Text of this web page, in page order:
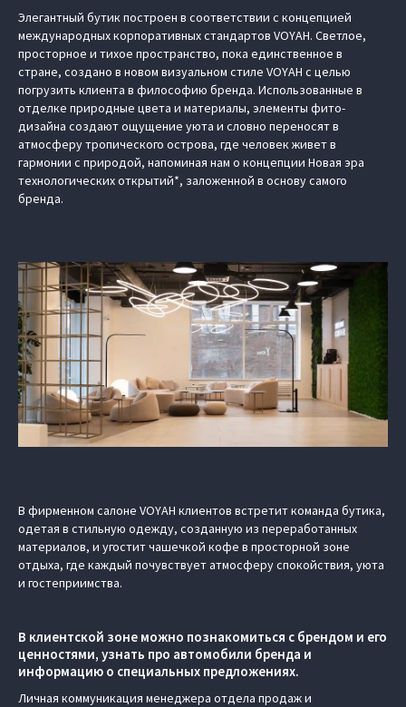
Элегантный бутик построен в соответствии с концепцией
международных корпоративных стандартов VOYAH. Светлое,
просторное и тихое пространство, пока единственное в
стране, создано в новом визуальном стиле VOYAH с целью
погрузить клиента в философию бренда. Использованные в
отделке природные цвета и материалы, элементы фито-
дизайна создают ощущение уюта и словно переносят в
атмосферу тропического острова, где человек живет в
гармонии с природой, напоминая нам о концепции Новая эра
технологических открытий*, заложенной в основу самого
бренда.
В фирменном салоне VOYAH клиентов встретит команда бутика,
одетая в стильную одежду, созданную из переработанных
материалов, и угостит чашечкой кофе в просторной зоне
отдыха, где каждый почувствует атмосферу спокойствия, уюта
и гостеприимства.
В клиентской зоне можно познакомиться с брендом и его
ценностями, узнать про автомобили бренда и
информацию о специальных предложениях.
Личная коммуникация менеджера отдела продаж и